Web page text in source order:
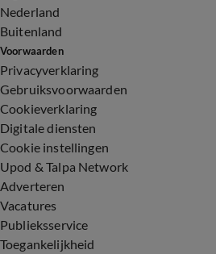
Nederland
Buitenland
Voorwaarden
Privacyverklaring
Gebruiksvoorwaarden
Cookieverklaring
Digitale diensten
Cookie instellingen
Upod & Talpa Network
Adverteren
Vacatures
Publieksservice
Toegankelijkheid